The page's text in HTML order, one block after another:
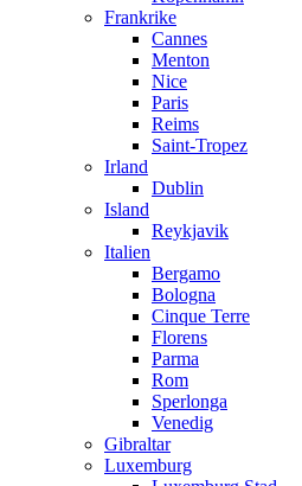
Frankrike
Cannes
Menton
Nice
Paris
Reims
Saint-Tropez
Irland
Dublin
Island
Reykjavik
Italien
Bergamo
Bologna
Cinque Terre
Florens
Parma
Rom
Sperlonga
Venedig
Gibraltar
Luxemburg